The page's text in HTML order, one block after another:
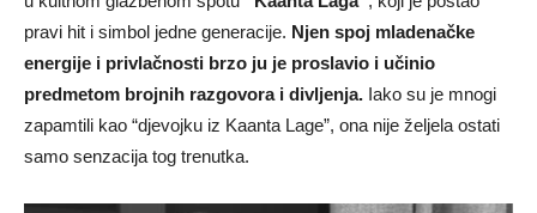
pravi hit i simbol jedne generacije. Njen spoj mladenačke
energije i privlačnosti brzo ju je proslavio i učinio
predmetom brojnih razgovora i divljenja. Iako su je mnogi
zapamtili kao “djevojku iz Kaanta Lage”, ona nije željela ostati
samo senzacija tog trenutka.